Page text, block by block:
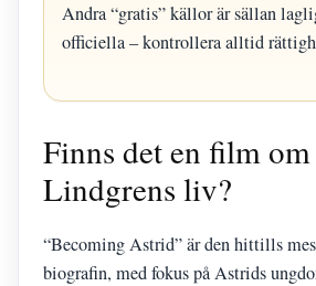
Andra “gratis” källor är sällan
officiella – kontrollera alltid
Finns det en film
Lindgrens liv?
“Becoming Astrid” är den hittills
biografin, med fokus på Astrids